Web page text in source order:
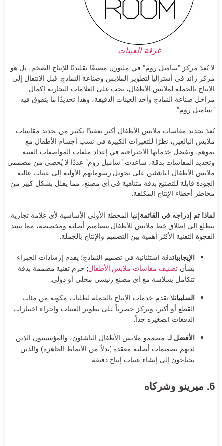
غرفة العينات
لا يُعدّ مركز "سامبل روم" في ملبورن مصنعًا تقليديًا للإنتاج الضخم، بل هو
مركز رائد في أستراليا لتطوير الملابس وصناعة النماذج. قبل الانتقال إلى
الإنتاج بالجملة لملابس الأطفال، يجب على العلامات التجارية إكمال
مراحل صناعة النماذج وأخذ العينات الدقيقة، وهذا تحديدًا ما يتفوق فيه
"سامبل روم".
يُعدّ تحديد مقاسات ملابس الأطفال أكثر تعقيدًا بكثير من تحديد مقاسات
ملابس البالغين، نظرًا للتغيرات الكبيرة في نسب أجسام الأطفال مع
نموهم. وبفضل خدماتها الاحترافية في إعداد ملفات المواصفات الفنية
وتحديد المقاسات بدقة، ساعدت "سامبل روم" عددًا لا يُحصى من مصممي
ملابس الأطفال الناشئين على تحويل رسوماتهم الأولية إلى عينات عالية
الجودة قابلة للتصنيع بدقة متناهية في أي مصنع، مما يقلل بشكل كبير من
مخاطر أخطاء الإنتاج المكلفة.
لماذا تم إدراجه في القائمةإنها المحطة الأولى الأساسية لأي علامة تجارية
تتطلع إلى إطلاق خط ملابس للأطفال بتصاميم أصلية ومخصصة، مما يسد
الفجوة التقنية الأكثر أهمية بين التصميم والإنتاج بالجملة.
الإيجابياتدقة استثنائية في تصميم النماذج؛ يقدم إرشادات الخبراء
بشأن تصنيف مقاسات ملابس الأطفال; حزم تقنية مصممة بدقة
تتكامل بسلاسة مع أي مصنع رئيسي محلي أو دولي.
السلبياتلا تقدم خدمات الإنتاج بالجملة لطلبات مكونة من مئات
القطع أو أكثر، وتركز حصرياً على تطوير العينات وإجراء اختبارات
الدفعات الصغيرة جداً.
الأفضل لـ: مصممو ملابس الأطفال الناشئون، والمؤسسون الذين
لديهم تصميمات أصلية معقدة (بدلاً من الأنماط الجاهزة) والذين
يحتاجون إلى إنشاء عينات إنتاج دقيقة.
6. ميرينو وشركاه